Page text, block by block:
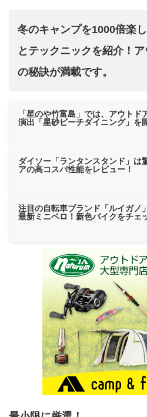
冬のキャンプを1000倍楽
とテックニックを紹介！
の秘訣が満載です。
「星のや竹富島」では、アウト
演出「星砂ビーチダイニング」を
ダイソー「ランタンスタンド」は
アの高コスパ性能をレビュー！
注目の自転車ブランド「ルイガノ
最新ミニベロ！新色バイクをチェ